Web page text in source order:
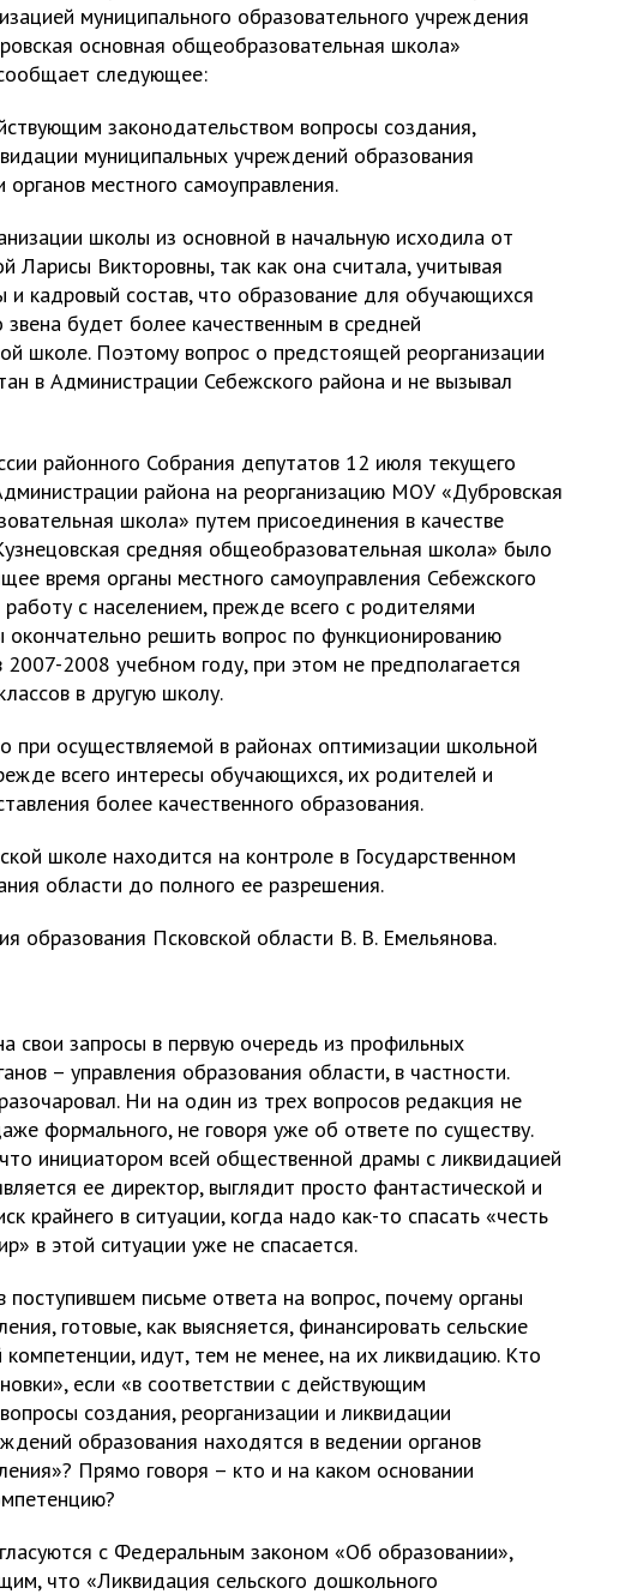
муниципального образовательного учреждения
основная общеобразовательная школа»
следующее:
законодательством вопросы создания,
муниципальных учреждений образования
местного самоуправления.
школы из основной в начальную исходила от
Ларисы Викторовны, так как она считала, учитывая
и кадровый состав, что образование для обучающихся
звена будет более качественным в средней
школе. Поэтому вопрос о предстоящей реорганизации
в Администрации Себежского района и не вызывал
районного Собрания депутатов 12 июля текущего
района на реорганизацию МОУ «Дубровская
школа» путем присоединения в качестве
средняя общеобразовательная школа» было
время органы местного самоуправления Себежского
с населением, прежде всего с родителями
решить вопрос по функционированию
2008 учебном году, при этом не предполагается
в другую школу.
при осуществляемой в районах оптимизации школьной
всего интересы обучающихся, их родителей и
более качественного образования.
школе находится на контроле в Государственном
области до полного ее разрешения.
образования Псковской области В. В. Емельянова.
свои запросы в первую очередь из профильных
– управления образования области, в частности.
Ни на один из трех вопросов редакция не
формального, не говоря уже об ответе по существу.
инициатором всей общественной драмы с ликвидацией
ее директор, выглядит просто фантастической и
крайнего в ситуации, когда надо как-то спасать «честь
в этой ситуации уже не спасается.
письме ответа на вопрос, почему органы
готовые, как выясняется, финансировать сельские
идут, тем не менее, на их ликвидацию. Кто
если «в соответствии с действующим
создания, реорганизации и ликвидации
образования находятся в ведении органов
Прямо говоря – кто и на каком основании
с Федеральным законом «Об образовании»,
что «Ликвидация сельского дошкольного